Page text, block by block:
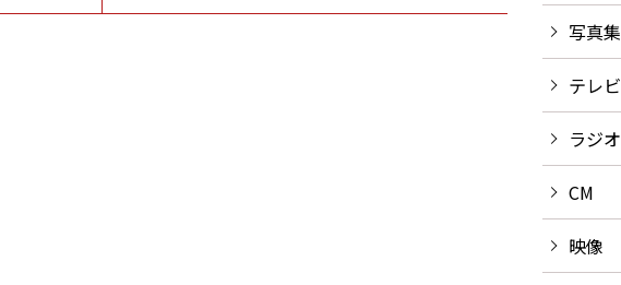
写真集
テレビ
ラジオ
CM
映像